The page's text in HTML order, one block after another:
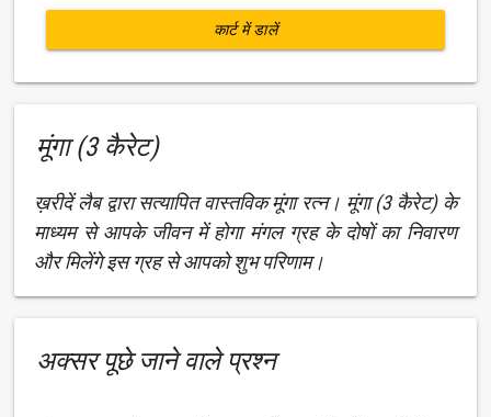
कार्ट में डालें
मूंगा (3 कैरेट)
ख़रीदें लैब द्वारा सत्यापित वास्तविक मूंगा रत्न। मूंगा (3 कैरेट) के
माध्यम से आपके जीवन में होगा मंगल ग्रह के दोषों का निवारण
और मिलेंगे इस ग्रह से आपको शुभ परिणाम।
अक्सर पूछे जाने वाले प्रश्न